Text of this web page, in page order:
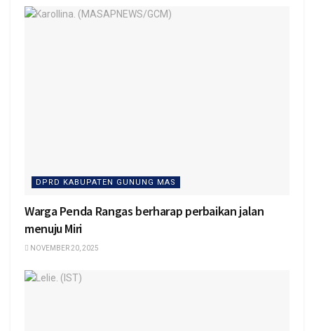
DPRD KABUPATEN GUNUNG MAS
Warga Penda Rangas berharap perbaikan jalan
menuju Miri
NOVEMBER 20, 2025